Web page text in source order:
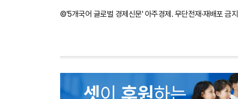
©'5개국어 글로벌 경제신문' 아주경제. 무단전재·재배포 금지